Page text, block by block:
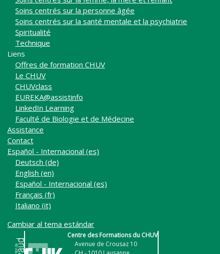
Soins centrés sur la personne âgée
Soins centrés sur la santé mentale et la psychiatrie
Spiritualité
Technique
Liens
Offres de formation CHUV
Le CHUV
CHUVclass
EUREKA@assistinfo
LinkedIn Learning
Faculté de Biologie et de Médecine
Assistance
Contact
Español - Internacional ‎(es)‎
Deutsch ‎(de)‎
English ‎(en)‎
Español - Internacional ‎(es)‎
Français ‎(fr)‎
Italiano ‎(it)‎
Cambiar al tema estándar
Centre des Formations du CHUV
Avenue de Crousaz 10